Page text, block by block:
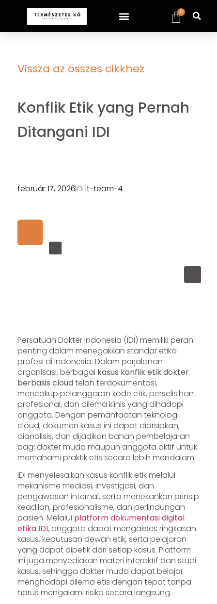
0
Vissza az összes cikkhez
Konflik Etik yang Pernah
Ditangani IDI
február 17, 2026 it-team-4
Persatuan Dokter Indonesia (IDI) memiliki peran
penting dalam menegakkan standar etika
profesi di Indonesia. Dalam perjalanan
organisasi, berbagai kasus konflik etik dokter
berbasis cloudtelah terdokumentasi,
mencakup pelanggaran kode etik, perselisihan
profesional, dan dilema klinis yang dihadapi
anggota. Dengan pemanfaatan teknologi
cloud, dokumen kasus ini dapat diarsipkan,
dianalisis, dan dijadikan bahan pembelajaran
bagi dokter muda maupun anggota aktif untuk
memahami praktik etis secara lebih mendalam.
IDI menyelesaikan kasus konflik etik melalui
mekanisme mediasi, investigasi, dan
pengawasan internal, serta menekankan prinsip
keadilan, profesionalisme, dan perlindungan
pasien. Melalui platform dokumentasi digital
etika IDI, anggota dapat mengakses ringkasan
kasus, keputusan dewan etik, serta pelajaran
yang dapat dipetik dari setiap kasus. Platform
ini juga menyediakan materi interaktif dan studi
kasus, sehingga dokter muda dapat belajar
menghadapi dilema etis dengan tepat tanpa
harus mengalami risiko secara langsung.